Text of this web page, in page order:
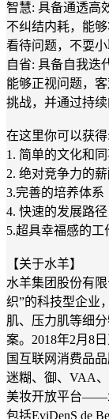
智慧: 具备通透高
不纠结内耗，能
看待问题，不耍小
自省: 具备自我迭
能够正视问题，
挑战，并通过持续
在这里你可以获得:
1. 简单的文化和
2. 绝对竞争力的
3.完善的培养体系
4. 快速的发展路径
5.超具幸福感的工
【关于水羊】
水羊集团股份有
织”的科技型企业
肌、压力肌等细
案。2018年2月8
国互联网消费品
迷糊、御、VAA
美妆开放平台——
包括EviDenS de